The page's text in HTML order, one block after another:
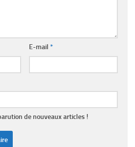
E-mail *
de nouveaux articles !